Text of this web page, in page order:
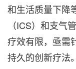
和生活质量下降
（ICS）和支气
疗效有限，亟需
持久的创新疗法。